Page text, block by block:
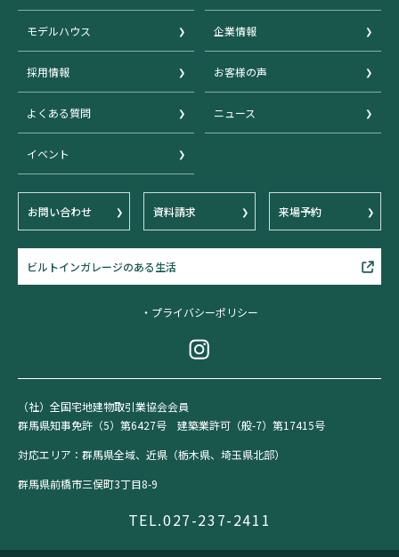
モデルハウス 企業情報
採用情報 お客様の声
よくある質問 ニュース
イベント
お問い合わせ 資料請求 来場予約
ビルトインガレージのある生活
・プライバシーポリシー
（社）全国宅地建物取引業協会会員
群馬県知事免許（5）第6427号 建築業許可（般-7）第17415号
対応エリア：群馬県全域、近県（栃木県、埼玉県北部）
群馬県前橋市三俣町3丁目8-9
TEL.027-237-2411